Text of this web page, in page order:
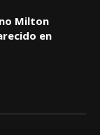
Milton
en